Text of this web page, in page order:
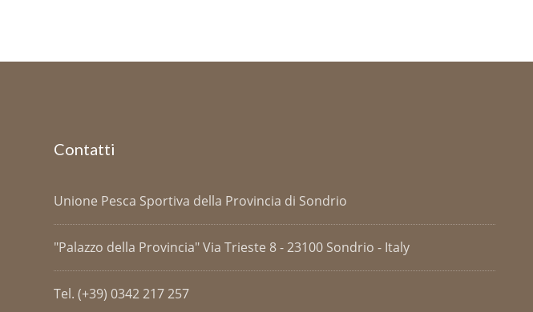
Contatti
Unione Pesca Sportiva della Provincia di Sondrio
"Palazzo della Provincia" Via Trieste 8 - 23100 Sondrio - Italy
Tel. (+39) 0342 217 257